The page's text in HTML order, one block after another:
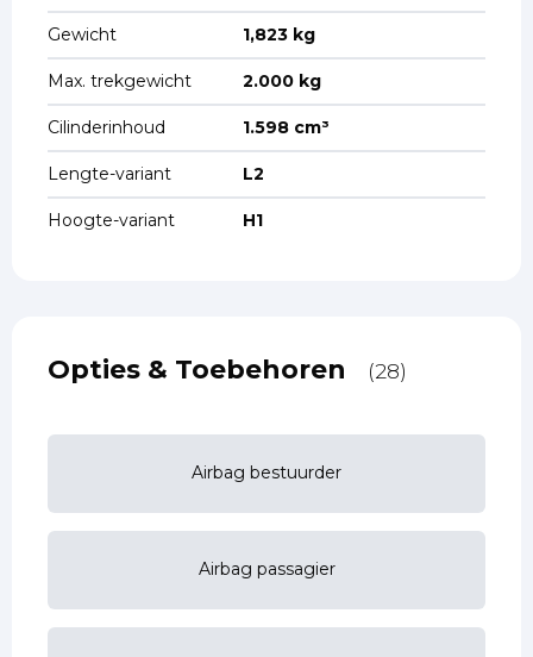
Gewicht 1,823 kg
Max. trekgewicht 2.000 kg
Cilinderinhoud 1.598 cm³
Lengte-variant L2
Hoogte-variant H1
Opties & Toebehoren (28)
Airbag bestuurder
Airbag passagier